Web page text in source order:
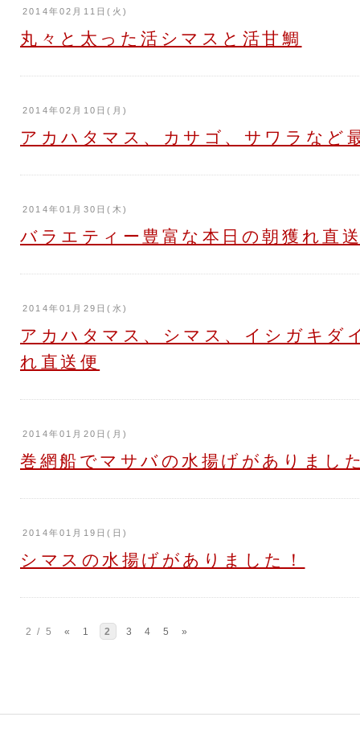
2014年02月11日(火)
丸々と太った活シマスと活甘鯛
2014年02月10日(月)
アカハタマス、カサゴ、サワラなど
2014年01月30日(木)
バラエティー豊富な本日の朝獲れ直
2014年01月29日(水)
アカハタマス、シマス、イシガキダ
れ直送便
2014年01月20日(月)
巻網船でマサバの水揚げがありまし
2014年01月19日(日)
シマスの水揚げがありました！
2 / 5 « 1 2 3 4 5 »